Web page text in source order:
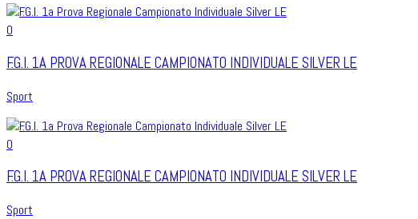
0
F.G.I. 1A PROVA REGIONALE CAMPIONATO INDIVIDUALE SILVER LE
Sport
0
F.G.I. 1A PROVA REGIONALE CAMPIONATO INDIVIDUALE SILVER LE
Sport